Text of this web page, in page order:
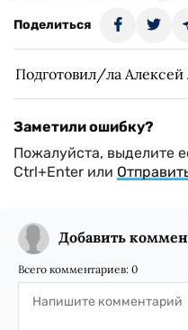
Поделиться
Подготовил/ла Алексей
Заметили ошибку?
Пожалуйста, выделите
Ctrl+Enter или
Добавить
Всего комментариев: 0